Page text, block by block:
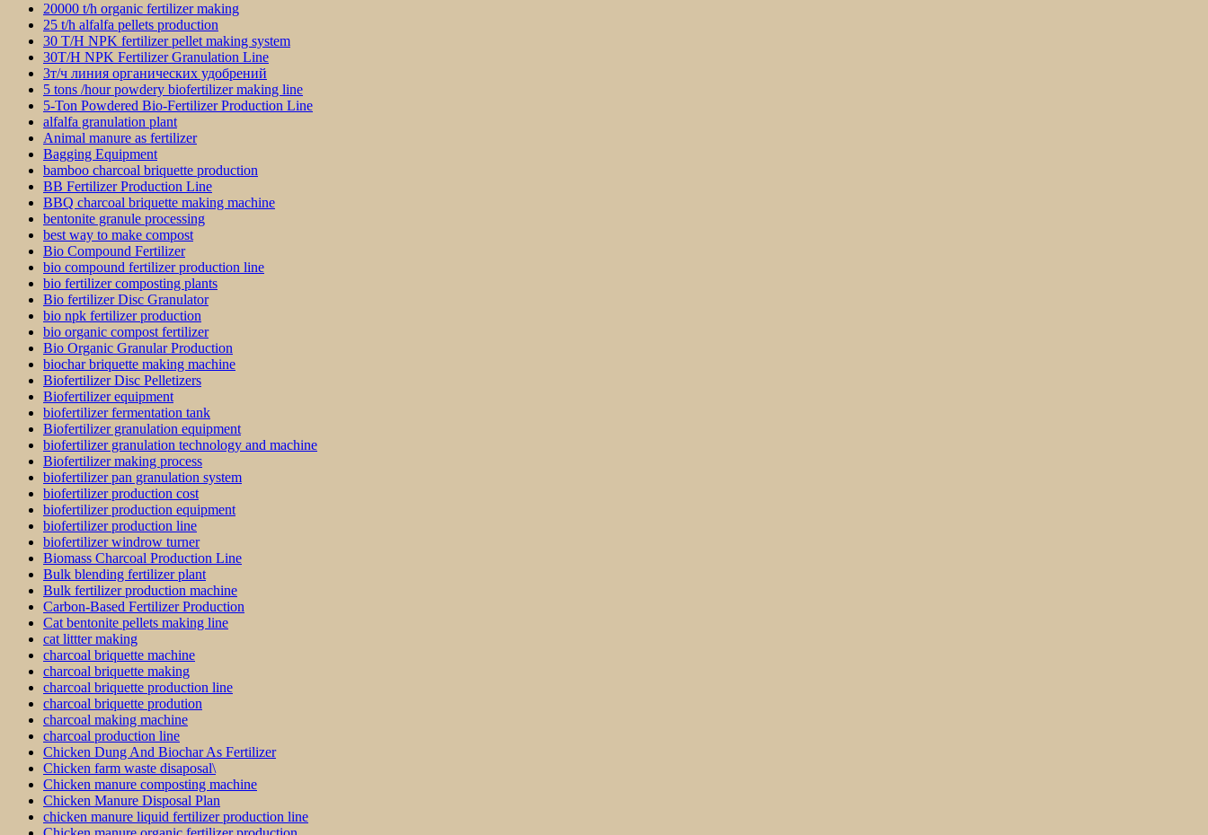
20000 t/h organic fertilizer making
25 t/h alfalfa pellets production
30 T/H NPK fertilizer pellet making system
30T/H NPK Fertilizer Granulation Line
3т/ч линия органических удобрений
5 tons /hour powdery biofertilizer making line
5-Ton Powdered Bio-Fertilizer Production Line
alfalfa granulation plant
Animal manure as fertilizer
Bagging Equipment
bamboo charcoal briquette production
BB Fertilizer Production Line
BBQ charcoal briquette making machine
bentonite granule processing
best way to make compost
Bio Compound Fertilizer
bio compound fertilizer production line
bio fertilizer composting plants
Bio fertilizer Disc Granulator
bio npk fertilizer production
bio organic compost fertilizer
Bio Organic Granular Production
biochar briquette making machine
Biofertilizer Disc Pelletizers
Biofertilizer equipment
biofertilizer fermentation tank
Biofertilizer granulation equipment
biofertilizer granulation technology and machine
Biofertilizer making process
biofertilizer pan granulation system
biofertilizer production cost
biofertilizer production equipment
biofertilizer production line
biofertilizer windrow turner
Biomass Charcoal Production Line
Bulk blending fertilizer plant
Bulk fertilizer production machine
Carbon-Based Fertilizer Production
Cat bentonite pellets making line
cat littter making
charcoal briquette machine
charcoal briquette making
charcoal briquette production line
charcoal briquette prodution
charcoal making machine
charcoal production line
Chicken Dung And Biochar As Fertilizer
Chicken farm waste disaposal\
Chicken manure composting machine
Chicken Manure Disposal Plan
chicken manure liquid fertilizer production line